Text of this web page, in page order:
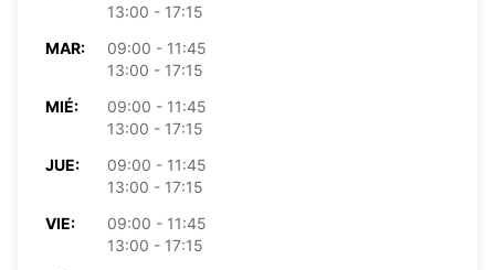
13:00 - 17:15
MAR:
09:00 - 11:45
13:00 - 17:15
MIÉ:
09:00 - 11:45
13:00 - 17:15
JUE:
09:00 - 11:45
13:00 - 17:15
VIE:
09:00 - 11:45
13:00 - 17:15